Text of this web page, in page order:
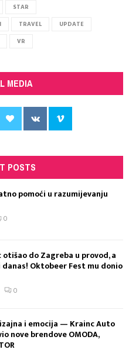
STAR
TRAVEL
UPDATE
VR
MEDIA
POSTS
pomoći u razumijevanju
0
do Zagreba u provod, a
Oktobeer Fest mu donio
0
i emocija — Krainc Auto
nove brendove OMODA,